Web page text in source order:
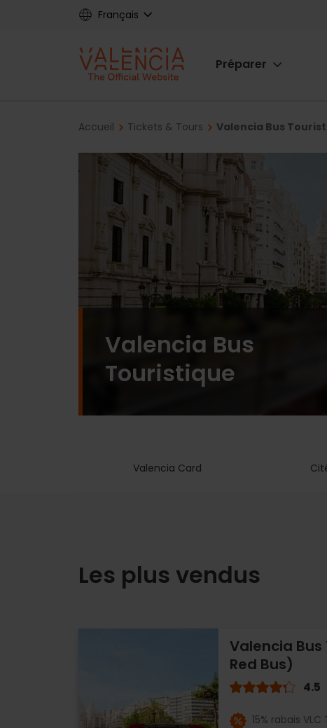
Français
Main
Préparer
Breadcrumb
Accueil Tickets & Tours Valencia Bus
Valencia Bus
Touristique
Valencia Card
Les plus vendus
Valencia
Red Bus)
4.5
15% rabais